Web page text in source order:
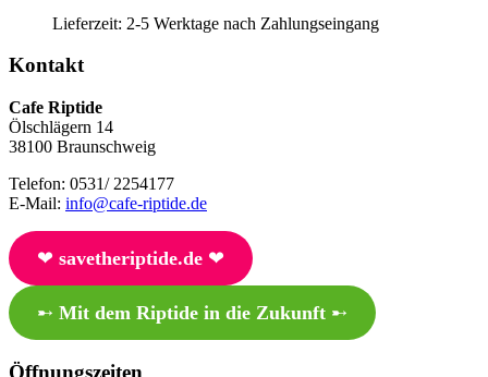
Lieferzeit: 2-5 Werktage nach Zahlungseingang
Kontakt
Cafe Riptide
Ölschlägern 14
38100 Braunschweig
Telefon: 0531/ 2254177
E-Mail: info@cafe-riptide.de
❤︎ savetheriptide.de❤︎
➸ Mit dem Riptide in die Zukunft➸
Öffnungszeiten